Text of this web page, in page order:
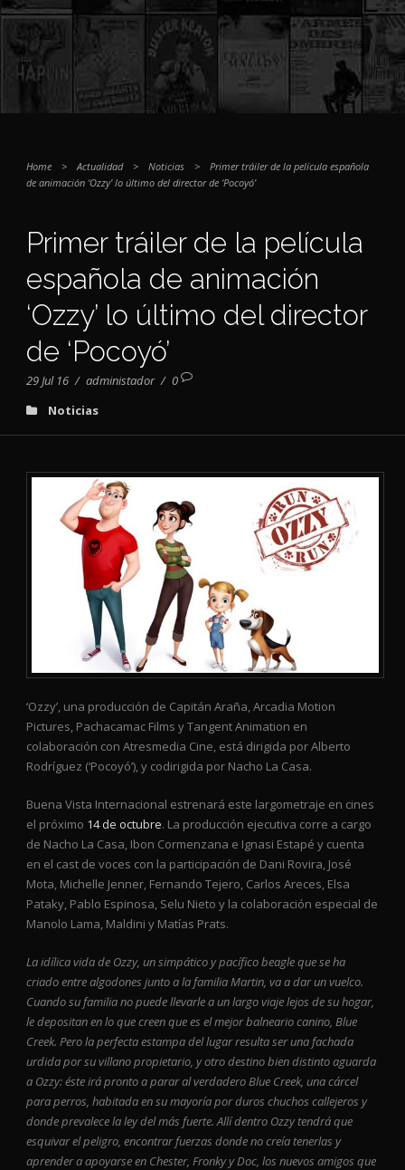
Home > Actualidad > Noticias >
Primer tráiler de la película española
de animación ‘Ozzy’ lo último del director de ‘Pocoyó’
Primer tráiler de la película
española de animación
‘Ozzy’ lo último del director
de ‘Pocoyó’
29 Jul 16 / administador / 0
Noticias
‘Ozzy’, una producción de Capitán Araña, Arcadia Motion
Pictures, Pachacamac Films y Tangent Animation en
colaboración con Atresmedia Cine, está dirigida por Alberto
Rodríguez (‘Pocoyó’), y codirigida por Nacho La Casa.
Buena Vista Internacional estrenará este largometraje en cines
el próximo 14 de octubre. La producción ejecutiva corre a cargo
de Nacho La Casa, Ibon Cormenzana e Ignasi Estapé y cuenta
en el cast de voces con la participación de Dani Rovira, José
Mota, Michelle Jenner, Fernando Tejero, Carlos Areces, Elsa
Pataky, Pablo Espinosa, Selu Nieto y la colaboración especial de
Manolo Lama, Maldini y Matías Prats.
La idílica vida de Ozzy, un simpático y pacífico beagle que se ha
criado entre algodones junto a la familia Martin, va a dar un vuelco.
Cuando su familia no puede llevarle a un largo viaje lejos de su hogar,
le depositan en lo que creen que es el mejor balneario canino, Blue
Creek. Pero la perfecta estampa del lugar resulta ser una fachada
urdida por su villano propietario, y otro destino bien distinto aguarda
a Ozzy: éste irá pronto a parar al verdadero Blue Creek, una cárcel
para perros, habitada en su mayoría por duros chuchos callejeros y
donde prevalece la ley del más fuerte. Allí dentro Ozzy tendrá que
esquivar el peligro, encontrar fuerzas donde no creía tenerlas y
aprender a apoyarse en Chester, Fronky y Doc, los nuevos amigos que